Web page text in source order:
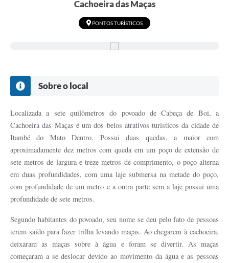
Cachoeira das Maças
PONTOS TURÍSTICOS
Sobre o local
Localizada a sete quilômetros do povoado de Cabeça de Boi, a
Cachoeira das Maças é um dos belos atrativos turísticos da cidade de
Itambé do Mato Dentro. Possui duas quedas, a maior com
aproximadamente dez metros com queda em um poço de extensão de
sete metros de largura e treze metros de comprimento, o poço alterna
em duas profundidades, com uma laje submersa na metade do poço,
com profundidade de um metro e a outra parte sem a laje possui uma
profundidade de sete metros.
Segundo habitantes do povoado, seu nome se deu pelo fato de pessoas
terem saído para fazer trilha levando maças. Ao chegarem à cachoeira,
deixaram as maças sobre à água e foram se divertir. As maças
começaram a se deslocar devido ao movimento da água e as pessoas